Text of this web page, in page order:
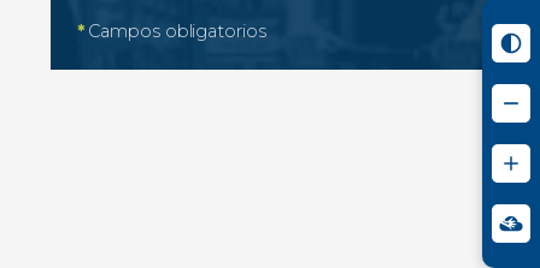
*Campos obligatorios